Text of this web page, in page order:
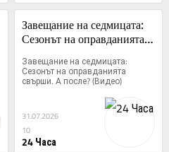
Завещание на седмицата:
Сезонът на оправданията
Завещание на седмицата:
Сезонът на оправданията
свърши. А после? (Видео)
31.07.2026
10
24 Часа